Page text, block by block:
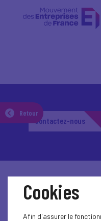
Retour
Contactez-nous
Cookies
Afin d'assurer le